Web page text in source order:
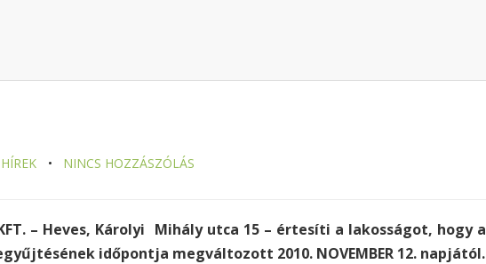
NINCS HOZZÁSZÓLÁS
– Heves, Károlyi Mihály utca 15 – értesíti a lakosságot, hogy a
időpontja megváltozott 2010. NOVEMBER 12. napjától.